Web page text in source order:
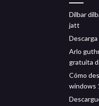
Dilbar
jatt
Arlo
gratuita
Cómo
windows